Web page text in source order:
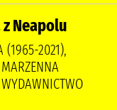
Neapolu
(1965-2021),